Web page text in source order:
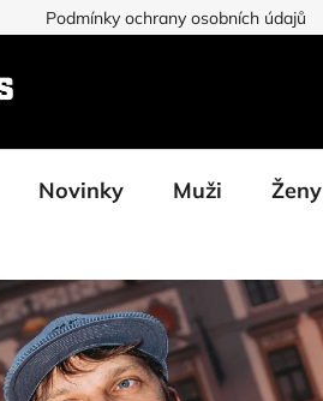
Podmínky ochrany osobních údajů
Novinky Muži Ženy